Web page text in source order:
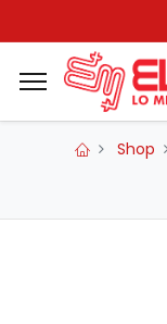
Shop